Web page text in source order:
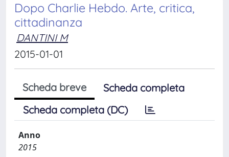
Dopo Charlie Hebdo. Arte, critica,
cittadinanza
DANTINI M
2015-01-01
Scheda breve
Scheda completa
Scheda completa (DC)
Anno
2015